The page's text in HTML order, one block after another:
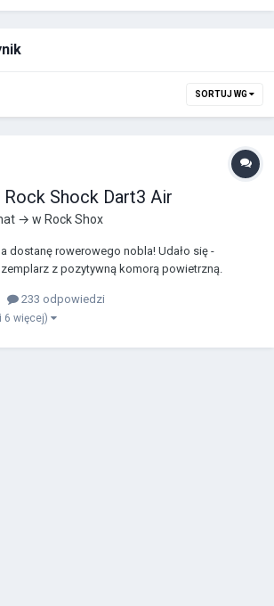
SORTUJ WG
Shock Dart3 Air
→ w Rock Shox
dostanę rowerowego nobla! Udało się -
z pozytywną komorą powietrzną.
233 odpowiedzi
6 więcej)